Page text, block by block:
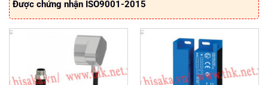
Được chứng nhận ISO9001-2015